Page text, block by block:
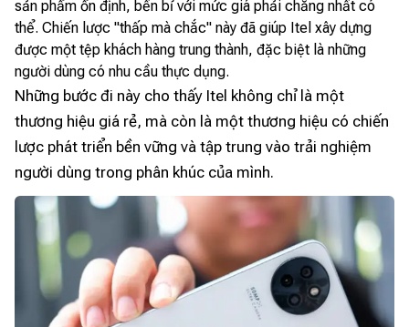
sản phẩm ổn định, bền bỉ với mức giá phải chăng nhất có
thể. Chiến lược "thấp mà chắc" này đã giúp Itel xây dựng
được một tệp khách hàng trung thành, đặc biệt là những
người dùng có nhu cầu thực dụng.
Những bước đi này cho thấy Itel không chỉ là một
thương hiệu giá rẻ, mà còn là một thương hiệu có chiến
lược phát triển bền vững và tập trung vào trải nghiệm
người dùng trong phân khúc của mình.